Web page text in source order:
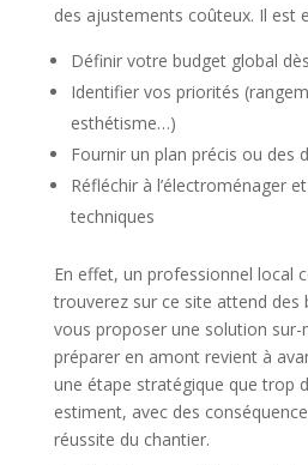
des ajustements coûteux. Il est
Définir votre budget global
Identifier vos priorités
esthétisme…)
Fournir un plan précis ou des
Réfléchir à l’électroménager
techniques
En effet, un professionnel local
trouverez sur ce site attend des
vous proposer une solution sur-
préparer en amont revient à
une étape stratégique que trop
estiment, avec des
réussite du chantier.